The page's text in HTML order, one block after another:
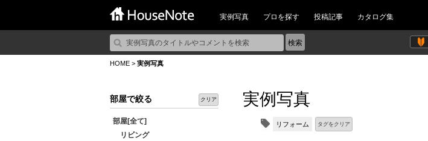
実例写真 プロを探す 投稿記事 カタログ集
HOME > 実例写真
部屋で絞る クリア
部屋[全て]
リビング
実例写真
リフォーム タグをクリア